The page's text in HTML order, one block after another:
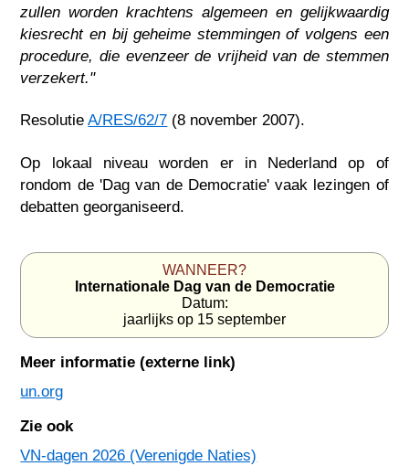
zullen worden krachtens algemeen en gelijkwaardig
kiesrecht en bij geheime stemmingen of volgens een
procedure, die evenzeer de vrijheid van de stemmen
verzekert."
ResolutieA/RES/62/7 (8 november 2007).
Op lokaal niveau worden er in Nederland op of
rondom de 'Dag van de Democratie' vaak lezingen of
debatten georganiseerd.
WANNEER?
Internationale Dag van de Democratie
Datum:
jaarlijks op 15 september
Meer informatie (externe link)
un.org
Zie ook
VN-dagen 2026 (Verenigde Naties)